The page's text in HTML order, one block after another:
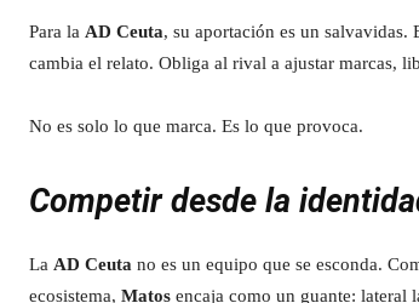
Para la AD Ceuta, su aportación es un salvavidas.
cambia el relato. Obliga al rival a ajustar marcas,
No es solo lo que marca. Es lo que provoca.
Competir desde la
La AD Ceuta no es un equipo que se esconda.
ecosistema, Matos encaja como un guante: lateral